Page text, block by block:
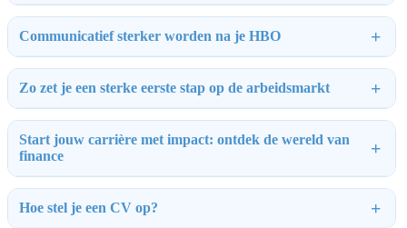
Communicatief sterker worden na je HBO
Zo zet je een sterke eerste stap op de arbeidsmarkt
Start jouw carrière met impact: ontdek de wereld van
finance
Hoe stel je een CV op?